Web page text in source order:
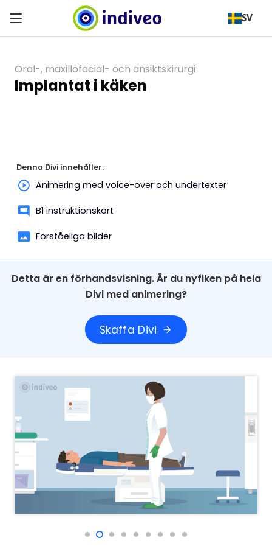
SV
Oral-, maxillofacial- och ansiktskirurgi
Implantat i käken
Denna Divi innehåller:
Animering med voice-over och undertexter
B1 instruktionskort
Förståeliga bilder
Detta är en förhandsvisning. Är du nyfiken på hela
Divi med animering?
Skaffa Divi arrow_forward